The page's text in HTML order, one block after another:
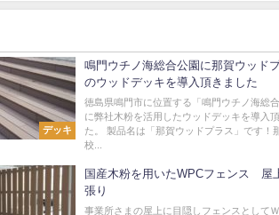
デッキ
鳴門ウチノ海総合公園に那賀ウッド
のウッドデッキを導入頂きました
徳島県鳴門市に位置する「鳴門ウチノ海総合
に弊社木粉を活用したウッドデッキを導入
た。 製品名は「那賀ウッドプラス」です！
校...
国産木粉を用いたWPCフェンス 屋
張り
事業所さまの屋上に目隠しフェンスとして